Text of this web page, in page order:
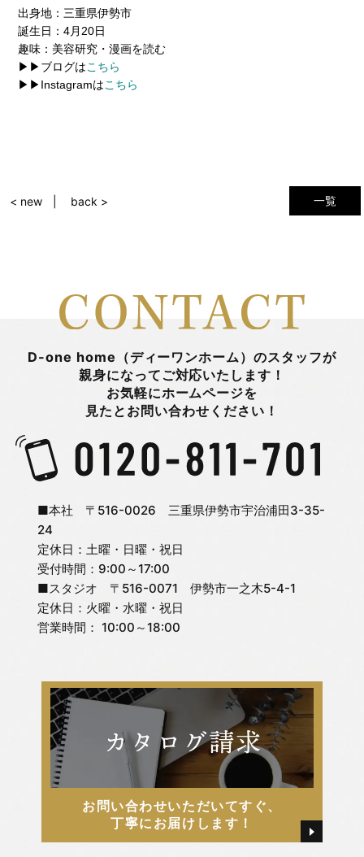
出身地：三重県伊勢市
誕生日：4月20日
趣味：美容研究・漫画を読む
▶▶ブログはこちら
▶▶Instagramはこちら
一覧
< new back >
D-one home（ディーワンホーム）のスタッフが
親身になってご対応いたします！
お気軽にホームページを
見たとお問い合わせください！
■本社 〒516-0026 三重県伊勢市宇治浦田3-35-
24
定休日：土曜・日曜・祝日
受付時間：9:00～17:00
■スタジオ 〒516-0071 伊勢市一之木5-4-1
定休日：火曜・水曜・祝日
営業時間： 10:00～18:00
お問い合わせいただいてすぐ、
丁寧にお届けします！